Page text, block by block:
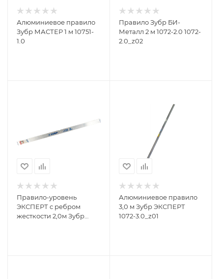
Алюминиевое правило
Зубр МАСТЕР 1 м 10751-
1.0
Правило Зубр БИ-
Металл 2 м 1072-2.0 1072-
2.0_z02
Правило-уровень
ЭКСПЕРТ с ребром
жесткости 2,0м Зубр
Алюминиевое правило
3,0 м Зубр ЭКСПЕРТ
1072-3.0_z01